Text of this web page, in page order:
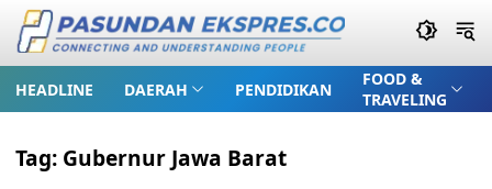
HEADLINE DAERAH PENDIDIKAN
FOOD &
TRAVELING
Tag: Gubernur Jawa Barat